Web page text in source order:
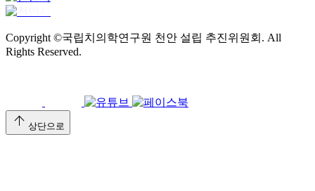
Copyright ©국립치의학연구원 천안 설립 추진위원회. All
Rights Reserved.
arrow_upward 상단으로